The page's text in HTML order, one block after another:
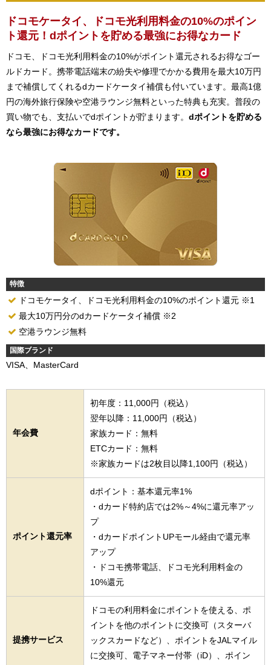
ドコモケータイ、ドコモ光利用料金の10%のポイン
ト還元！dポイントを貯める最強にお得なカード
ドコモ、ドコモ光利用料金の10%がポイント還元されるお得なゴー
ルドカード。携帯電話端末の紛失や修理でかかる費用を最大10万円
まで補償してくれるdカードケータイ補償も付いています。最高1億
円の海外旅行保険や空港ラウンジ無料といった特典も充実。普段の
買い物でも、支払いでdポイントが貯まります。 dポイントを貯める
なら最強にお得なカードです。
特徴
ドコモケータイ、ドコモ光利用料金の10%のポイント還元 ※1
最大10万円分のdカードケータイ補償 ※2
空港ラウンジ無料
国際ブランド
VISA、MasterCard
年会費
初年度：11,000円（税込）
翌年以降：11,000円（税込）
家族カード：無料
ETCカード：無料
※家族カードは2枚目以降1,100円（税込）
ポイント還元率
dポイント：基本還元率1%
・dカード特約店では2%～4%に還元率アッ
プ
・dカードポイントUPモール経由で還元率
アップ
・ドコモ携帯電話、ドコモ光利用料金の
10%還元
提携サービス
ドコモの利用料金にポイントを使える、ポ
イントを他のポイントに交換可（スターバ
ックスカードなど）、ポイントをJALマイル
に交換可、電子マネー付帯（iD）、ポイン